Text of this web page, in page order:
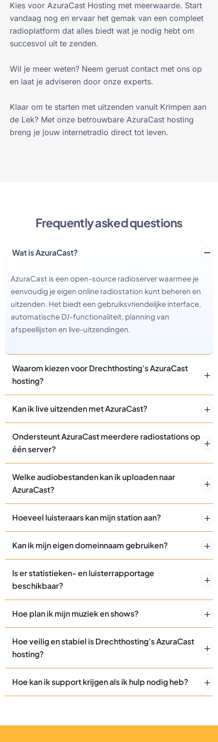
Kies voor AzuraCast Hosting met meerwaarde. Start
vandaag nog en ervaar het gemak van een compleet
radioplatform dat alles biedt wat je nodig hebt om
succesvol uit te zenden.
Wil je meer weten? Neem gerust contact met ons op
en laat je adviseren door onze experts.
Klaar om te starten met uitzenden vanuit Krimpen aan
de Lek? Met onze betrouwbare AzuraCast hosting
breng je jouw internetradio direct tot leven.
Frequently asked questions
Wat is AzuraCast?
AzuraCast is een open-source radioserver waarmee je
eenvoudig je eigen online radiostation kunt beheren en
uitzenden. Het biedt een gebruiksvriendelijke interface,
automatische DJ-functionaliteit, planning van
afspeellijsten en live-uitzendingen.
Waarom kiezen voor Drechthosting’s AzuraCast
hosting?
Kan ik live uitzenden met AzuraCast?
Ondersteunt AzuraCast meerdere radiostations op
één server?
Welke audiobestanden kan ik uploaden naar
AzuraCast?
Hoeveel luisteraars kan mijn station aan?
Kan ik mijn eigen domeinnaam gebruiken?
Is er statistieken- en luisterrapportage
beschikbaar?
Hoe plan ik mijn muziek en shows?
Hoe veilig en stabiel is Drechthosting’s AzuraCast
hosting?
Hoe kan ik support krijgen als ik hulp nodig heb?